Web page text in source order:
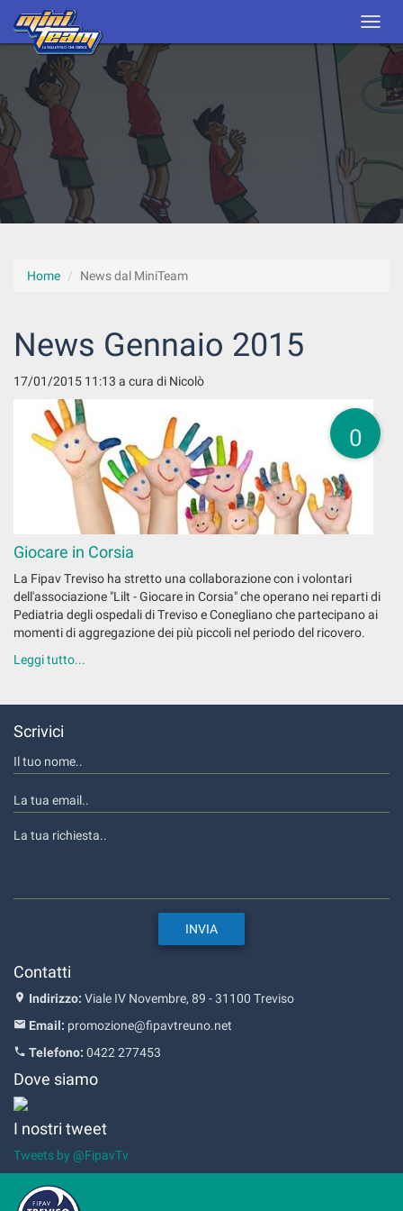
Home News dal MiniTeam
News Gennaio 2015
17/01/2015 11:13 a cura di Nicolò
0
Giocare in Corsia
La Fipav Treviso ha stretto una collaborazione con i volontari
dell'associazione "Lilt - Giocare in Corsia" che operano nei reparti di
Pediatria degli ospedali di Treviso e Conegliano che partecipano ai
momenti di aggregazione dei più piccoli nel periodo del ricovero.
Leggi tutto...
Scrivici
Contatti
Indirizzo: Viale IV Novembre, 89 - 31100 Treviso
Email: promozione@fipavtreuno.net
Telefono: 0422 277453
Dove siamo
I nostri tweet
Tweets by @FipavTv